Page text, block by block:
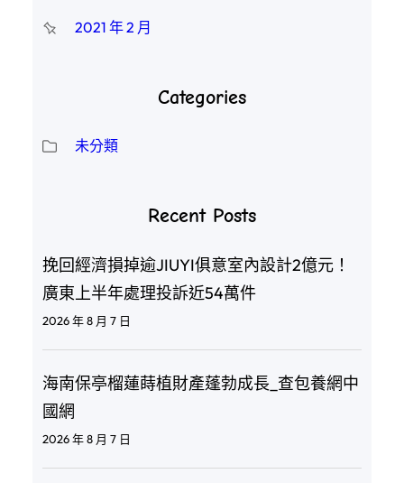
2021 年 2 月
Categories
未分類
Recent Posts
挽回經濟損掉逾JIUYI俱意室內設計2億元！
廣東上半年處理投訴近54萬件
2026 年 8 月 7 日
海南保亭榴蓮蒔植財產蓬勃成長_查包養網中
國網
2026 年 8 月 7 日